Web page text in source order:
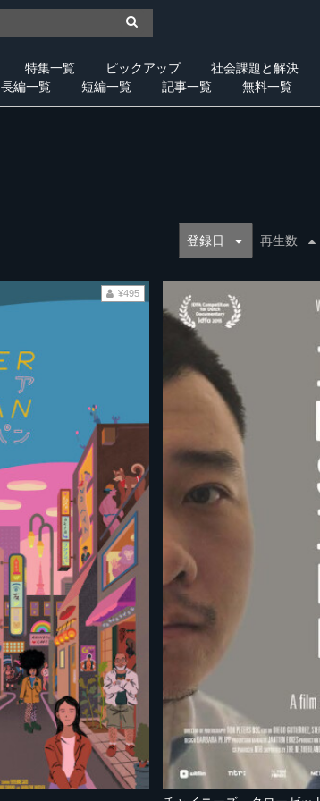
特集一覧 ピックアップ 社会課題と解決
長編一覧 短編一覧 記事一覧 無料一覧
登録日 再生数
¥495